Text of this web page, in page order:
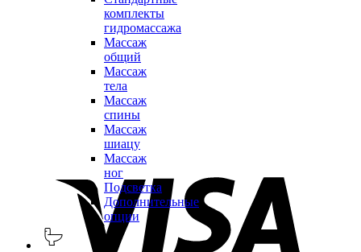
комплекты
гидромассажа
Массаж
общий
Массаж
тела
Массаж
спины
Массаж
шиацу
Массаж
ног
Подсветка
Дополнительные
опции